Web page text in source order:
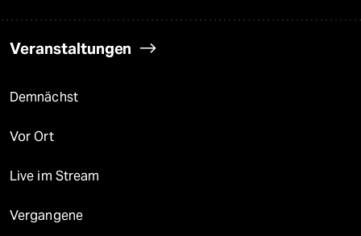
Veranstaltungen
Demnächst
Vor Ort
Live im Stream
Vergangene